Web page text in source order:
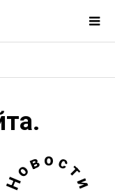
Н
ов о ст
и